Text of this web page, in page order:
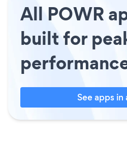
All POWR
built for
See apps in